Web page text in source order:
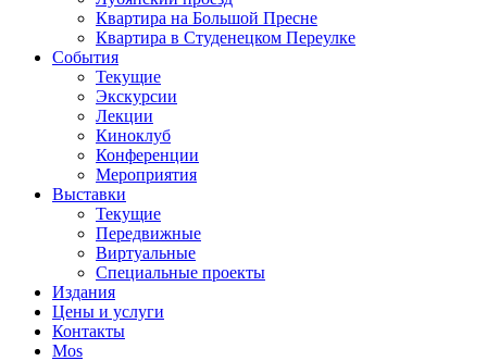
Квартира на Большой Пресне
Квартира в Студенецком Переулке
События
Текущие
Экскурсии
Лекции
Киноклуб
Конференции
Мероприятия
Выставки
Текущие
Передвижные
Виртуальные
Специальные проекты
Издания
Цены и услуги
Контакты
Mos